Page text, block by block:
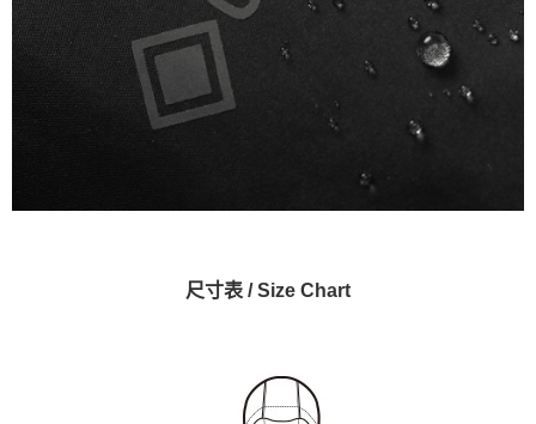
尺寸表 / Size Chart